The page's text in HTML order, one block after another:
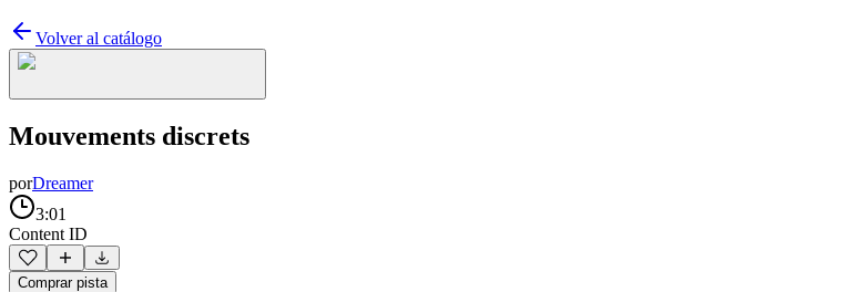
Volver al catálogo
Mouvements discrets
porDreamer
3:01
Content ID
Comprar pista